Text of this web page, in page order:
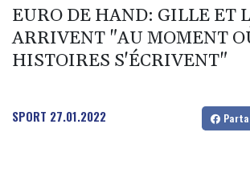
CLP
CNY 7.776654
CNH 7.777391
COP
CUC 1.152259
CUP
EURO DE HAND: GILLE ET
ARRIVENT "AU MOMENT
HISTOIRES S'ÉCRIVENT"
SPORT 27.01.2022